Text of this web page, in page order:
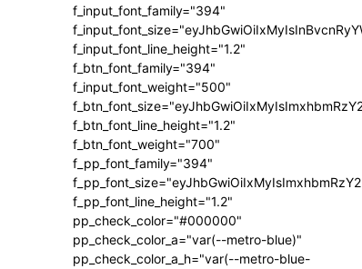
f_input_font_family="394"
f_input_font_line_height="1.2"
f_btn_font_family="394"
f_input_font_weight="500"
f_btn_font_line_height="1.2"
f_btn_font_weight="700"
f_pp_font_family="394"
f_pp_font_line_height="1.2"
pp_check_color="#000000"
pp_check_color_a="var(--metro-blue)"
pp_check_color_a_h="var(--metro-blue-